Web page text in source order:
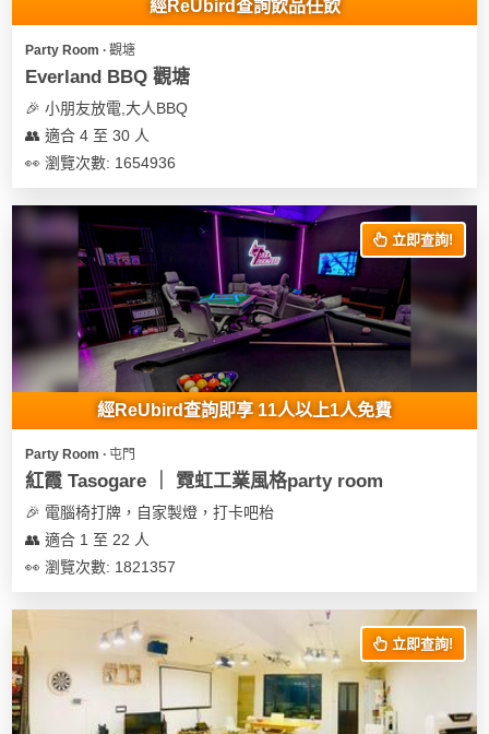
經ReUbird查詢飲品任飲
Party Room ∙ 觀塘
Everland BBQ 觀塘
🎉 小朋友放電,大人BBQ
👥 適合 4 至 30 人
👀 瀏覽次數: 1654936
立即查詢!
經ReUbird查詢即享 11人以上1人免費
Party Room ∙ 屯門
紅霞 Tasogare ｜ 霓虹工業風格party room
🎉 電腦椅打牌，自家製燈，打卡吧枱
👥 適合 1 至 22 人
👀 瀏覽次數: 1821357
立即查詢!